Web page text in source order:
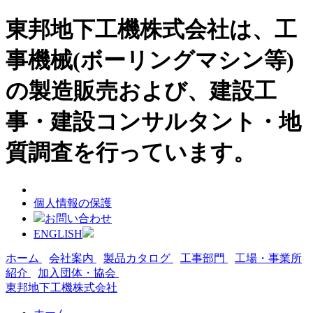
東邦地下工機株式会社は、工
事機械(ボーリングマシン等)
の製造販売および、建設工
事・建設コンサルタント・地
質調査を行っています。
個人情報の保護
お問い合わせ
ENGLISH
ホーム 会社案内 製品カタログ 工事部門
工場・事業所
紹介
加入団体・協会
東邦地下工機株式会社